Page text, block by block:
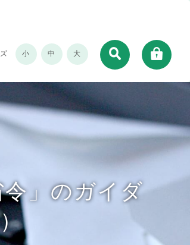
小 中 大
令」のガイダ